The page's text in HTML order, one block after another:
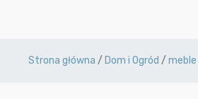
Strona główna / Dom i Ogród / meble